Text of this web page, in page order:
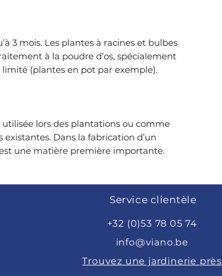
3 mois. Les plantes à racines et bulbes
à la poudre d’os, spécialement
(plantes en pot par exemple).
utilisée lors des plantations ou comme
Dans la fabrication d’un
une matière première importante.
Service clientèle
+32 (0)53 78 05 74
info@viano.be
Trouvez une jardinerie près